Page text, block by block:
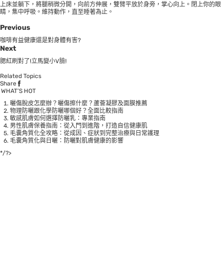
上床並躺下，將腿稍微分開，向前方伸展，雙臂平放於身旁，掌心向上。閉上你的眼
睛，集中呼吸。維持動作，直至睡著為止。
Previous
咖啡有益健康還是對身體有害?
Next
腮紅刷對了!立馬變小V臉!
Related Topics
Share
WHAT’S HOT
曬傷脫皮怎麼辦？曬傷擦什麼？蘆薈凝膠及面膜推薦
物理防曬跟化學防曬哪個好？全面比較指南
敏感肌膚如何選擇防曬乳：專業指南
男性肌膚保養指南：從入門到進階，打造自信健康肌
毛囊角質化全攻略：從成因、症狀到完整治療與日常護理
毛囊角質化與日曬：防曬對肌膚健康的影響
*/?>